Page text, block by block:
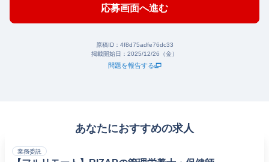
応募画面へ進む
原稿ID： 4f8d75adfe76dc33
掲載開始日： 2025/12/26（金）
問題を報告する
あなたにおすすめの求人
業務委託